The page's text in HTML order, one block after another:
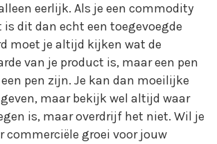
eerlijk. Als je een commodity
dit dan echt een toegevoegde
moet je altijd kijken wat de
van je product is, maar een pen
pen zijn. Je kan dan moeilijke
maar bekijk wel altijd waar
is, maar overdrijf het niet. Wil je
commerciële groei voor jouw